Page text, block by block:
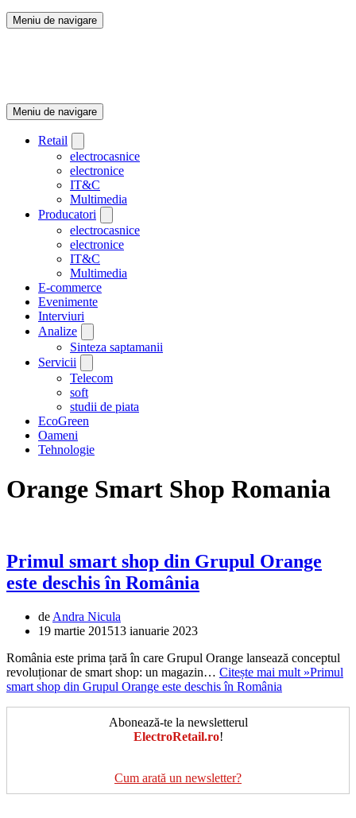
Meniu de navigare
Meniu de navigare
Retail
electrocasnice
electronice
IT&C
Multimedia
Producatori
electrocasnice
electronice
IT&C
Multimedia
E-commerce
Evenimente
Interviuri
Analize
Sinteza saptamanii
Servicii
Telecom
soft
studii de piata
EcoGreen
Oameni
Tehnologie
Orange Smart Shop Romania
Primul smart shop din Grupul Orange
este deschis în România
de Andra Nicula
19 martie 201513 ianuarie 2023
România este prima țară în care Grupul Orange lansează conceptul
revoluționar de smart shop: un magazin… Citește mai mult »Primul
smart shop din Grupul Orange este deschis în România
Abonează-te la newsletterul
ElectroRetail.ro!
Cum arată un newsletter?